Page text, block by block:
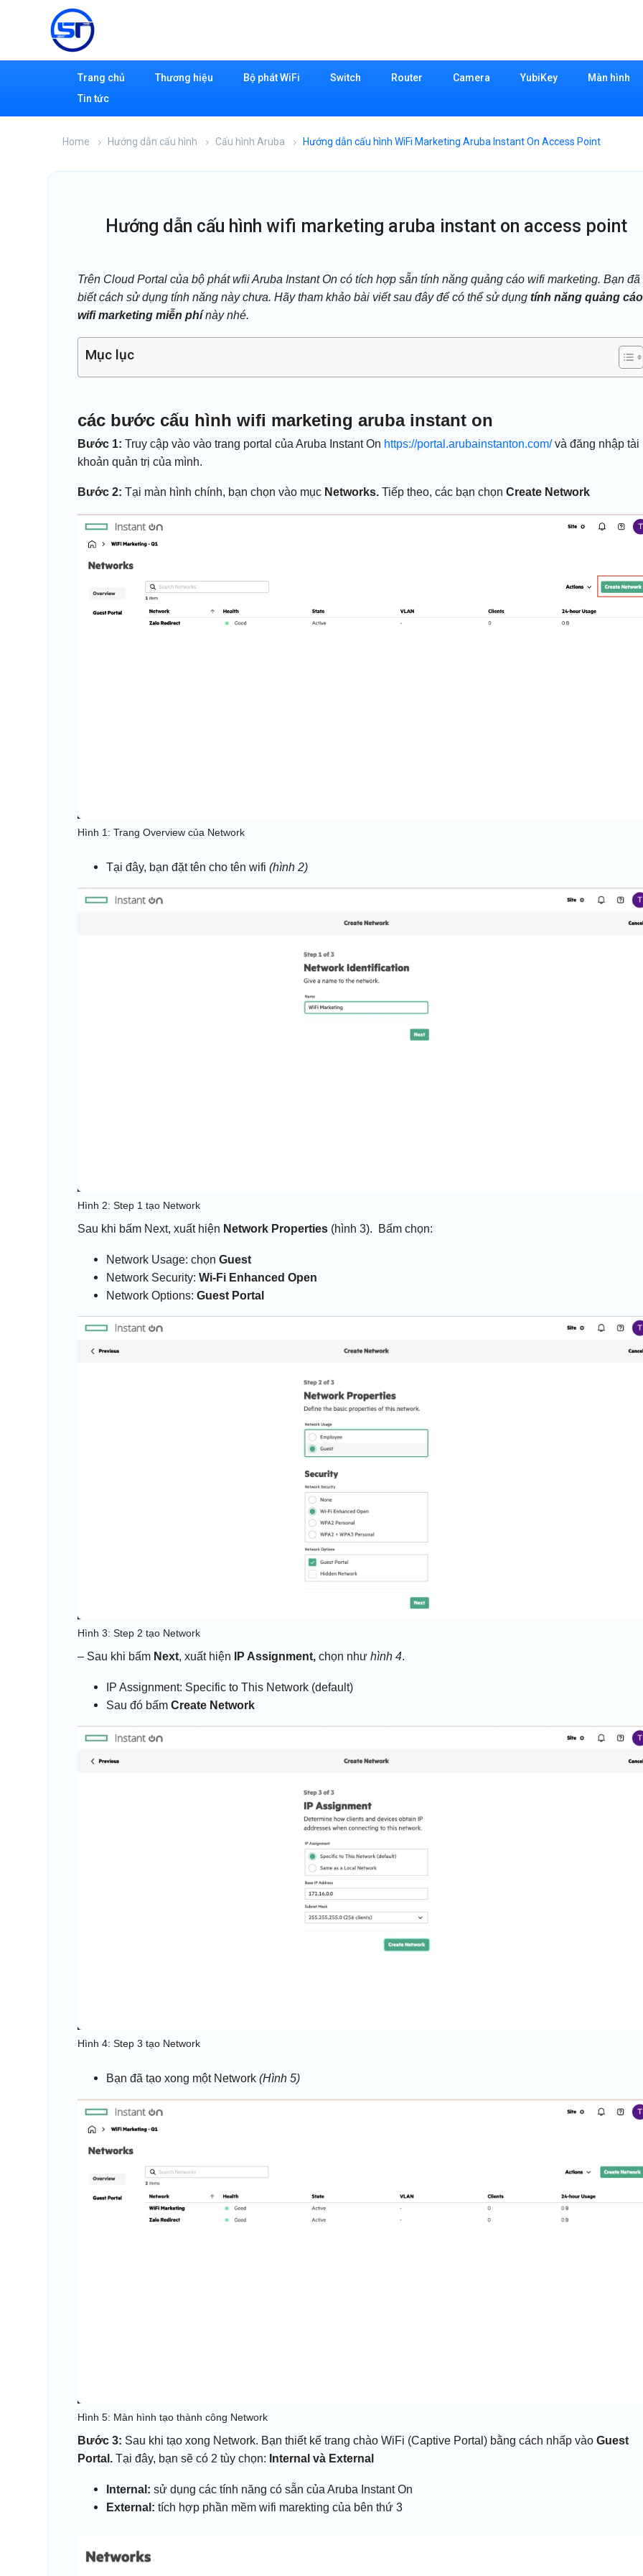
Trang chủ Thương hiệu Bộ phát WiFi Switch Router Camera YubiKey Màn hình
Tin tức
Home Hướng dẫn cấu hình Cấu hình Aruba Hướng dẫn cấu hình WiFi Marketing Aruba Instant On Access Point
hướng dẫn cấu hình wifi marketing aruba instant on access point
Trên Cloud Portal của bộ phát wfii Aruba Instant On có tích hợp sẵn tính năng quảng cáo wifi marketing. Bạn đã
biết cách sử dụng tính năng này chưa. Hãy tham khảo bài viết sau đây để có thể sử dụng tính năng quảng cáo
wifi marketing miễn phínày nhé.
Mục lục
các bước cấu hình wifi marketing aruba instant on
Bước 1: Truy cập vào vào trang portal của Aruba Instant On https://portal.arubainstanton.com/và đăng nhập tài
khoản quản trị của mình.
Bước 2: Tại màn hình chính, bạn chọn vào mục Networks. Tiếp theo, các bạn chọn Create Network
Hình 1: Trang Overview của Network
Tại đây, bạn đặt tên cho tên wifi (hình 2)
Hình 2: Step 1 tạo Network
Sau khi bấm Next, xuất hiện Network Properties (hình 3). Bấm chọn:
Network Usage: chọn Guest
Network Security: Wi-Fi Enhanced Open
Network Options: Guest Portal
Hình 3: Step 2 tạo Network
– Sau khi bấm Next, xuất hiện IP Assignment, chọn như hình 4.
IP Assignment: Specific to This Network (default)
Sau đó bấm Create Network
Hình 4: Step 3 tạo Network
Bạn đã tạo xong một Network (Hình 5)
Hình 5: Màn hình tạo thành công Network
Bước 3: Sau khi tạo xong Network. Bạn thiết kế trang chào WiFi (Captive Portal) bằng cách nhấp vào Guest
Portal. Tại đây, bạn sẽ có 2 tùy chọn: Internal và External
Internal: sử dụng các tính năng có sẵn của Aruba Instant On
External: tích hợp phần mềm wifi marekting của bên thứ 3